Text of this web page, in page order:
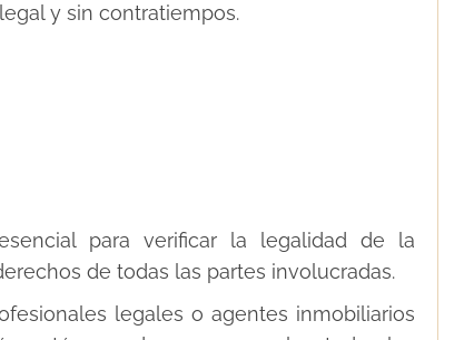
y sin contratiempos.
para verificar la legalidad de la
de todas las partes involucradas.
legales o agentes inmobiliarios